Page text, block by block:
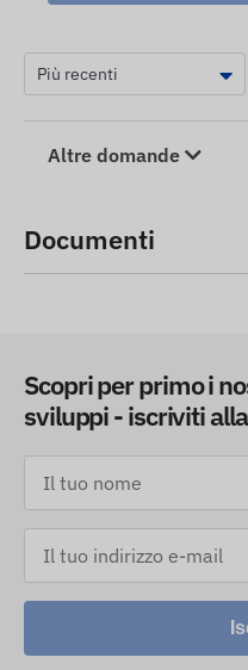
Altre domande
Documenti
Scopri per primo i
sviluppi - iscriviti